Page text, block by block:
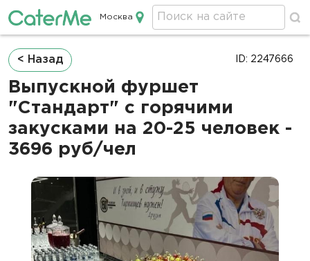
Кейтеринг в Москве
Москва
Строка
навигации
< Назад
Выпускной фуршет
"Стандарт" с горячими
закусками на 20-25 человек -
3696 руб/чел
ID: 2247666